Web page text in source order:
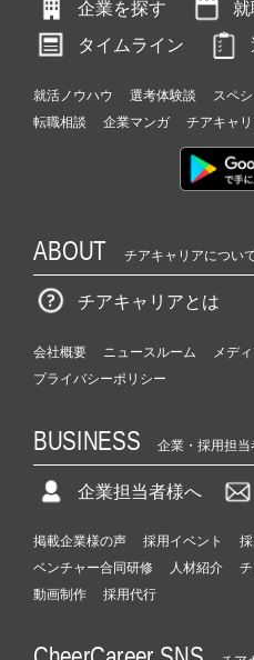
企業を探す
タイムライン
就活ノウハウ 選考体験談 スペ
転職相談
企業マンガ チアキャ
ABOUT チアキャリアについ
チアキャリアとは
会社概要 ニュースルーム
メデ
プライバシーポリシー
BUSINESS 企業・採用担当
企業担当者様へ
掲載企業様の声 採用イベント
ベンチャー合同研修
人材紹介
動画制作
採用代行